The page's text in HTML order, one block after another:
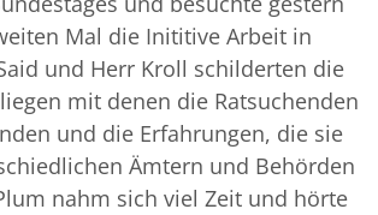
Mal die Inititive Arbeit in
und Herr Kroll schilderten die
mit denen die Ratsuchenden
und die Erfahrungen, die sie
Ämtern und Behörden
nahm sich viel Zeit und hörte